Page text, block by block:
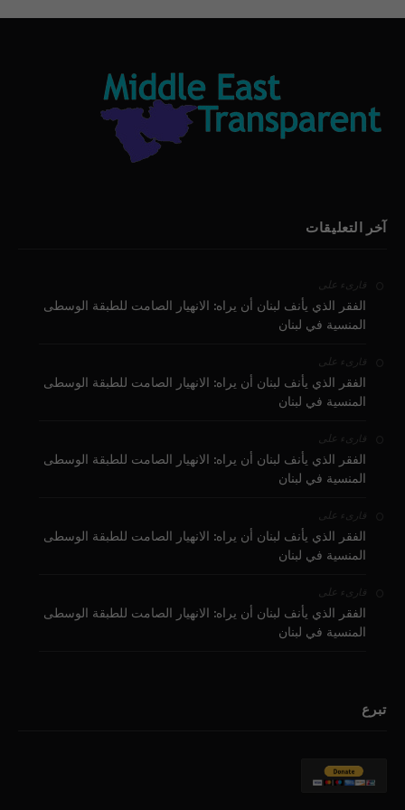
آخر التعليقات
قارىء على
الفقر الذي يأنف لبنان أن يراه: الانهيار الصامت للطبقة الوسطى
المنسية في لبنان
قارىء على
الفقر الذي يأنف لبنان أن يراه: الانهيار الصامت للطبقة الوسطى
المنسية في لبنان
قارىء على
الفقر الذي يأنف لبنان أن يراه: الانهيار الصامت للطبقة الوسطى
المنسية في لبنان
قارىء على
الفقر الذي يأنف لبنان أن يراه: الانهيار الصامت للطبقة الوسطى
المنسية في لبنان
قارىء على
الفقر الذي يأنف لبنان أن يراه: الانهيار الصامت للطبقة الوسطى
المنسية في لبنان
تبرع